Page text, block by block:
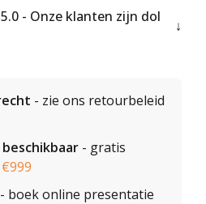
- Onze klanten zijn dol
- zie ons retourbeleid
- gratis
€999
- boek online presentatie